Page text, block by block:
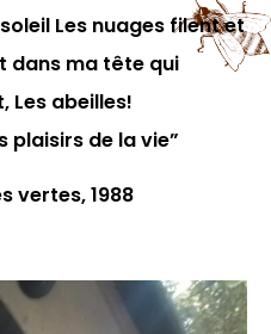
Les nuages filent et
dans ma tête qui
Les abeilles!
plaisirs de la vie”
vertes, 1988